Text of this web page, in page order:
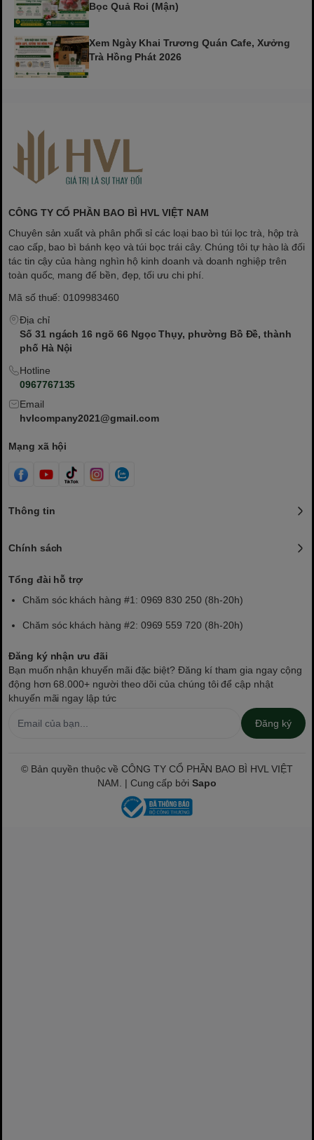
Bọc Quả Roi (Mận)
Xem Ngày Khai Trương Quán Cafe, Xưởng
Trà Hồng Phát 2026
CÔNG TY CỔ PHẦN BAO BÌ HVL VIỆT NAM
Chuyên sản xuất và phân phối sỉ các loại bao bì túi lọc trà, hộp trà
cao cấp, bao bì bánh kẹo và túi bọc trái cây. Chúng tôi tự hào là đối
tác tin cậy của hàng nghìn hộ kinh doanh và doanh nghiệp trên
toàn quốc, mang đế bền, đẹp, tối ưu chi phí.
Mã số thuế: 0109983460
Địa chỉ
Số 31 ngách 16 ngõ 66 Ngọc Thụy, phường Bồ Đề, thành
phố Hà Nội
Hotline
0967767135
Email
hvlcompany2021@gmail.com
Mạng xã hội
Thông tin
Chính sách
Tổng đài hỗ trợ
Chăm sóc khách hàng #1: 0969 830 250 (8h-20h)
Chăm sóc khách hàng #2: 0969 559 720 (8h-20h)
Đăng ký nhận ưu đãi
Bạn muốn nhận khuyến mãi đặc biệt? Đăng kí tham gia ngay cộng
động hơn 68.000+ người theo dõi của chúng tôi để cập nhật
khuyến mãi ngay lập tức
Đăng ký
© Bản quyền thuộc về CÔNG TY CỔ PHẦN BAO BÌ HVL VIỆT
NAM. | Cung cấp bởiSapo